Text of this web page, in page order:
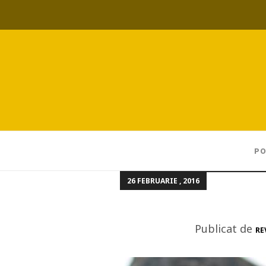
26 FEBRUARIE , 2016
Publicat de